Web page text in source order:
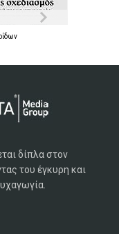
δίπλα στον
του έγκυρη και